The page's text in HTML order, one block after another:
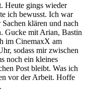
Heute gings wieder
ich bewusst. Ich war
klären und nach
Gucke mit Arian, Bastin
im CinemaxX am
sodass mir zwischen
noch ein kleines
Post bleibt. Was ich
vor der Arbeit. Hoffe